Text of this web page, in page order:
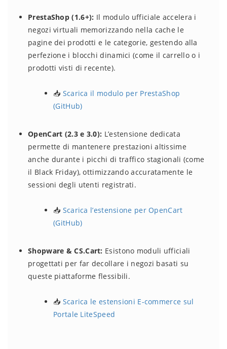
PrestaShop (1.6+): Il modulo ufficiale accelera i
negozi virtuali memorizzando nella cache le
pagine dei prodotti e le categorie, gestendo alla
perfezione i blocchi dinamici (come il carrello o i
prodotti visti di recente).
📥 Scarica il modulo per PrestaShop
(GitHub)
OpenCart (2.3 e 3.0): L’estensione dedicata
permette di mantenere prestazioni altissime
anche durante i picchi di traffico stagionali (come
il Black Friday), ottimizzando accuratamente le
sessioni degli utenti registrati.
📥 Scarica l’estensione per OpenCart
(GitHub)
Shopware & CS.Cart: Esistono moduli ufficiali
progettati per far decollare i negozi basati su
queste piattaforme flessibili.
📥 Scarica le estensioni E-commerce sul
Portale LiteSpeed